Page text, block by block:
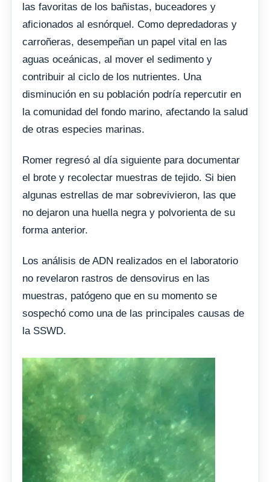
las favoritas de los bañistas, buceadores y
aficionados al esnórquel. Como depredadoras y
carroñeras, desempeñan un papel vital en las
aguas oceánicas, al mover el sedimento y
contribuir al ciclo de los nutrientes. Una
disminución en su población podría repercutir en
la comunidad del fondo marino, afectando la salud
de otras especies marinas.
Romer regresó al día siguiente para documentar
el brote y recolectar muestras de tejido. Si bien
algunas estrellas de mar sobrevivieron, las que
no dejaron una huella negra y polvorienta de su
forma anterior.
Los análisis de ADN realizados en el laboratorio
no revelaron rastros de densovirus en las
muestras, patógeno que en su momento se
sospechó como una de las principales causas de
la SSWD.